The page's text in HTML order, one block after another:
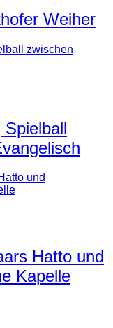
Weiher
Spielball
Hatto und
Kapelle